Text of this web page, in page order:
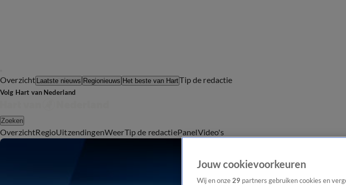
Overzicht Laatste nieuws Regionieuws Het beste van HartTip de redactie
Volg Hart van Nederland
Zoeken
OverzichtRegioUitzendingenWeerTip de redactiePanelVideo's
Jouw cookievoorkeuren
Wij en onze 29 partners gebruiken cookies en